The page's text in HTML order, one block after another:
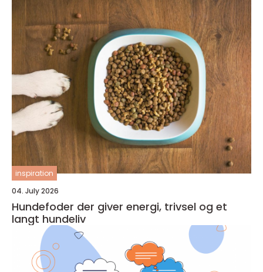
inspiration
04. July 2026
Hundefoder der giver energi, trivsel og et
langt hundeliv